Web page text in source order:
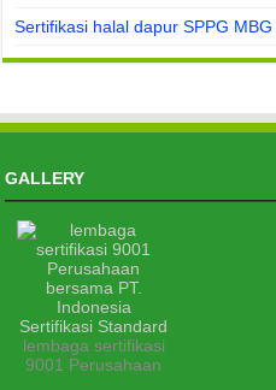
Sertifikasi halal dapur SPPG MBG
GALLERY
lembaga sertifikasi
9001 Perusahaan